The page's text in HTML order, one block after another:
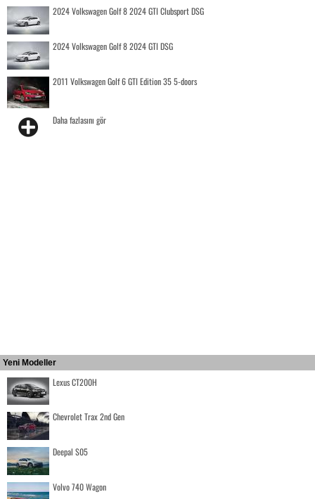
2024 Volkswagen Golf 8 2024 GTI Clubsport DSG
2024 Volkswagen Golf 8 2024 GTI DSG
2011 Volkswagen Golf 6 GTI Edition 35 5-doors
Daha fazlasını gör
Yeni Modeller
Lexus CT200H
Chevrolet Trax 2nd Gen
Deepal S05
Volvo 740 Wagon